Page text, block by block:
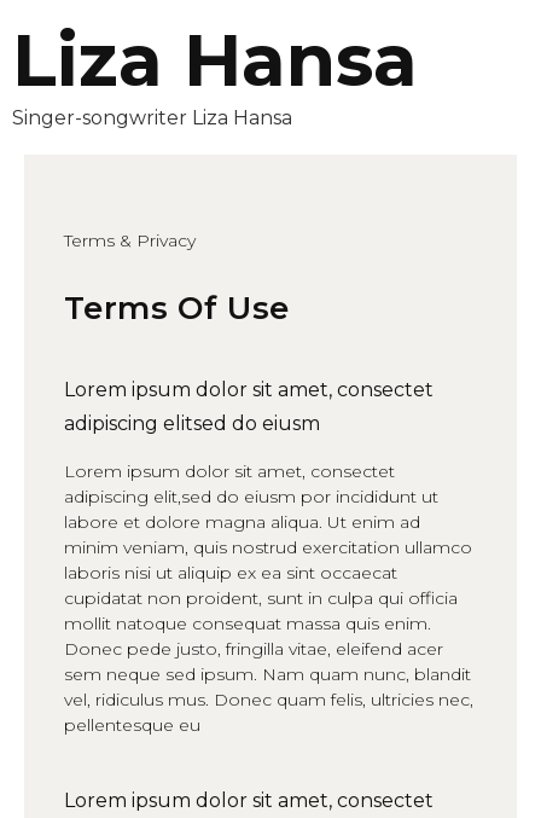
Liza Hansa
Singer-songwriter Liza Hansa
Terms & Privacy
Terms Of Use
Lorem ipsum dolor sit amet, consectet
adipiscing elitsed do eiusm
Lorem ipsum dolor sit amet, consectet
adipiscing elit,sed do eiusm por incididunt ut
labore et dolore magna aliqua. Ut enim ad
minim veniam, quis nostrud exercitation ullamco
laboris nisi ut aliquip ex ea sint occaecat
cupidatat non proident, sunt in culpa qui officia
mollit natoque consequat massa quis enim.
Donec pede justo, fringilla vitae, eleifend acer
sem neque sed ipsum. Nam quam nunc, blandit
vel, ridiculus mus. Donec quam felis, ultricies nec,
pellentesque eu
Lorem ipsum dolor sit amet, consectet